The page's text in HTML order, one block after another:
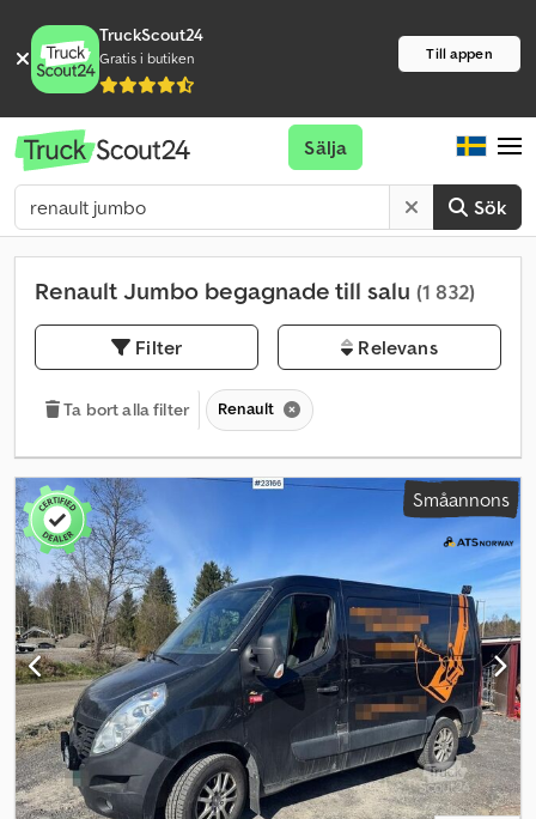
TruckScout24
Gratis i butiken Till appen
Sök
Sälja
Renault Jumbo begagnade till salu (1 832)
Filter Relevans
Ta bort alla filter Renault
Småannons